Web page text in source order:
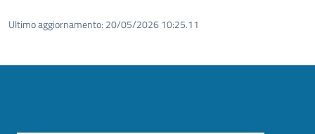
Ultimo aggiornamento: 20/05/2026 10:25.11